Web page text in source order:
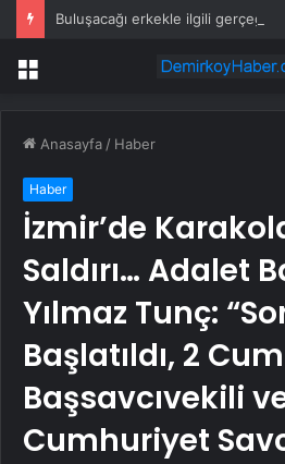
Menü
Anasayfa / Haber
Haber
İzmir’de
Saldırı… Adalet
Yılmaz Tunç:
Başlatıldı, 2
Başsavcıvekili
Cumhuriyet